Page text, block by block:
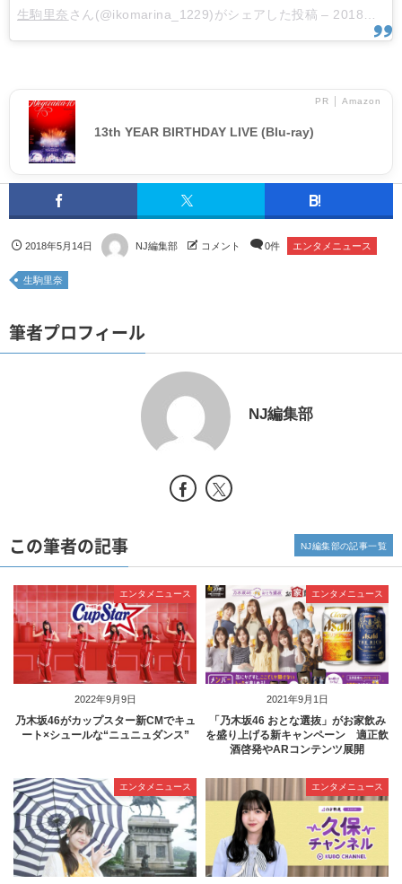
生駒里奈 さん(@ikomarina_1229)がシェアした投稿 – 2018年 5月月13日午後7時47分PDT
PR │ Amazon
13th YEAR BIRTHDAY LIVE (Blu-ray)
2018年5月14日 NJ編集部 コメント 0件 エンタメニュース
生駒里奈
筆者プロフィール
NJ編集部
この筆者の記事
2022年9月9日
エンタメニュース
乃木坂46がカップスター新CMでキュ
ート×シュールな“ニュニュダンス”
2021年9月1日
エンタメニュース
「乃木坂46 おとな選抜」がお家飲み
を盛り上げる新キャンペーン 適正飲
酒啓発やARコンテンツ展開
エンタメニュース エンタメニュース
NJ編集部の記事一覧